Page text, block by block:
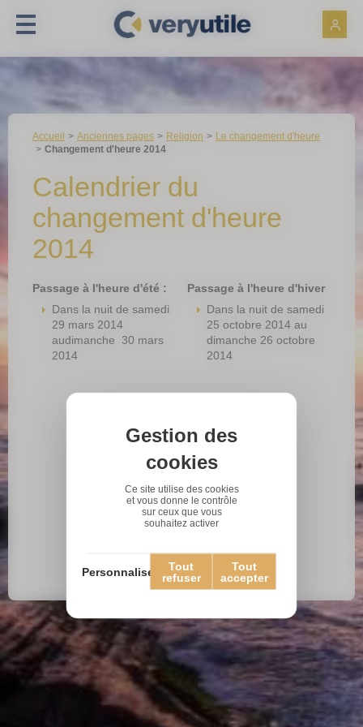
Accueil Anciennes pages Religion
Le changement d'heure
Changement d'heure 2014
Calendrier du
changement d'heure
2014
Passage à l'heure d'été :
Dans la nuit de samedi
29 mars 2014
audimanche 30 mars
2014
Passage à l'heure d'hiver
Dans la nuit de samedi
25 octobre 2014 au
dimanche 26 octobre
2014
Gestion des
cookies
Ce site utilise des cookies
et vous donne le contrôle
sur ceux que vous
souhaitez activer
Tout
accepter
Tout
refuser
Personnaliser